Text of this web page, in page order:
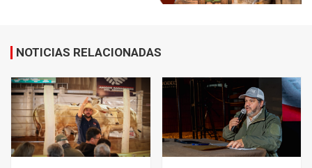
NOTICIAS RELACIONADAS